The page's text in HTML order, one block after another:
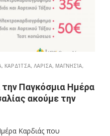
, ΚΑΡΔΊΤΣΑ, ΛΑΡΙΣΑ, ΜΑΓΝΗΣΊΑ,
Παγκόσμια Ημέρα
ακούμε την
Καρδιάς που